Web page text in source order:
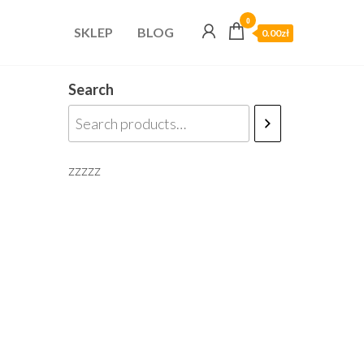
SKLEP BLOG
0
0.00zł
Search
zzzzz